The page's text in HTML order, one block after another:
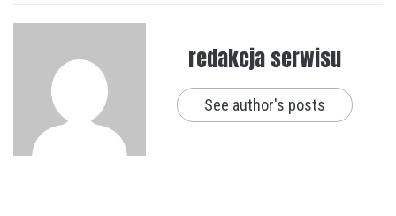
redakcja serwisu
See author's posts